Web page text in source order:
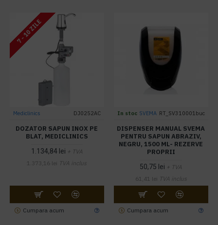
7 - 10 ZILE
Mediclinics DJ0252AC
DOZATOR SAPUN INOX PE
BLAT, MEDICLINICS
1.134,84 lei + TVA
1.373,16 lei TVA inclus
Cumpara acum
In stoc SVEMA RT_SV310001buc
DISPENSER MANUAL SVEMA
PENTRU SAPUN ABRAZIV,
NEGRU, 1500 ML- REZERVE
PROPRII
50,75 lei + TVA
61,41 lei TVA inclus
Cumpara acum